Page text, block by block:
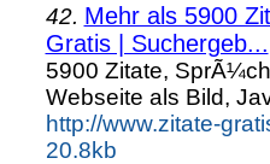
42. Mehr als 5900
Gratis | Suchergeb...
5900 Zitate,
Webseite als Bild,
http://www.zitate-
20.8kb